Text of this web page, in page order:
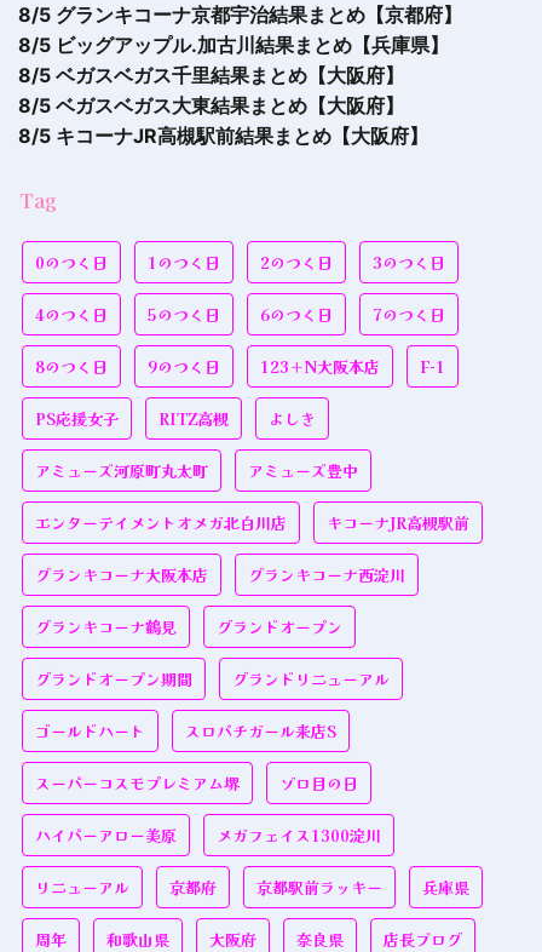
8/5 グランキコーナ京都宇治結果まとめ【京都府】
8/5 ビッグアップル.加古川結果まとめ【兵庫県】
8/5 ベガスベガス千里結果まとめ【大阪府】
8/5 ベガスベガス大東結果まとめ【大阪府】
8/5 キコーナJR高槻駅前結果まとめ【大阪府】
Tag
0のつく日 1のつく日 2のつく日 3のつく日
4のつく日 5のつく日 6のつく日 7のつく日
8のつく日 9のつく日 123＋N大阪本店 F-1
PS応援女子 RITZ高槻 よしき
アミューズ河原町丸太町 アミューズ豊中
エンターテイメントオメガ北白川店 キコーナJR高槻駅前
グランキコーナ大阪本店 グランキコーナ西淀川
グランキコーナ鶴見 グランドオープン
グランドオープン期間 グランドリニューアル
ゴールドハート スロパチガール来店S
スーパーコスモプレミアム堺 ゾロ目の日
ハイパーアロー美原 メガフェイス1300淀川
リニューアル 京都府 京都駅前ラッキー 兵庫県
周年 和歌山県 大阪府 奈良県 店長ブログ